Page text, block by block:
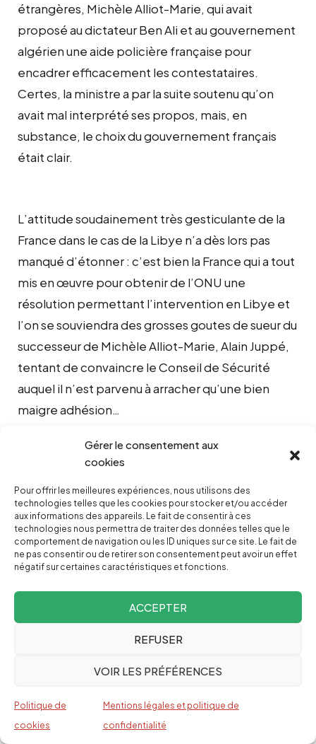
Gérer le consentement aux
cookies
Pour offrir les meilleures expériences, nous utilisons des
technologies telles que les cookies pour stocker et/ou accéder
aux informations des appareils. Le fait de consentir à ces
technologies nous permettra de traiter des données telles que le
comportement de navigation ou les ID uniques sur ce site. Le fait de
ne pas consentir ou de retirer son consentement peut avoir un effet
négatif sur certaines caractéristiques et fonctions.
ACCEPTER
REFUSER
VOIR LES PRÉFÉRENCES
Politique de
cookies
Mentions légales et politique de
confidentialité
étrangères, Michèle Alliot-Marie, qui avait
proposé au dictateur Ben Ali et au gouvernement
algérien une aide policière française pour
encadrer efficacement les contestataires.
Certes, la ministre a par la suite soutenu qu’on
avait mal interprété ses propos, mais, en
substance, le choix du gouvernement français
était clair.
L’attitude soudainement très gesticulante de la
France dans le cas de la Libye n’a dès lors pas
manqué d’étonner : c’est bien la France qui a tout
mis en œuvre pour obtenir de l’ONU une
résolution permettant l’intervention en Libye et
l’on se souviendra des grosses goutes de sueur du
successeur de Michèle Alliot-Marie, Alain Juppé,
tentant de convaincre le Conseil de Sécurité
auquel il n’est parvenu à arracher qu’une bien
maigre adhésion…
Cela dit, dans le dossier libyen, les motivations de
la spectaculaire intervention atlantique sont
claires et limpides : si la France entretenait
d’excellentes relations avec Ben Ali (ce pourquoi
elle l’a soutenu jusqu’au bout), en revanche,
Mouammar Kadhafi constituait plutôt un
pétrolières et gazières des contrats
d’exploitation drastiques, qui réservaient à l’État
libyen une part non négligeable des dividendes,
à la population sous forme d’aide sociale
(médecine gratuite, scolarisation, énergie aussi,